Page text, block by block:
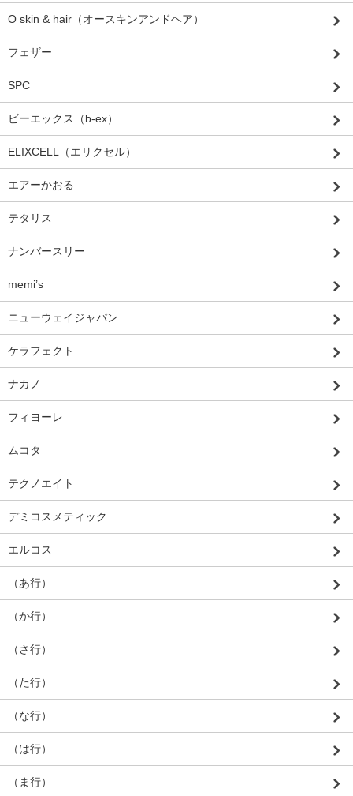
O skin & hair（オースキンアンドヘア）
フェザー
SPC
ビーエックス（b-ex）
ELIXCELL（エリクセル）
エアーかおる
テタリス
ナンバースリー
memi’s
ニューウェイジャパン
ケラフェクト
ナカノ
フィヨーレ
ムコタ
テクノエイト
デミコスメティック
エルコス
（あ行）
（か行）
（さ行）
（た行）
（な行）
（は行）
（ま行）